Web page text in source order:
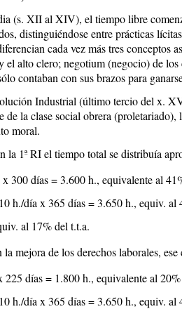
(s. XII al XIV), el tiempo libre
distinguiéndose entre prácticas
cada vez más tres conceptos
el alto clero; negotium(negocio) de
contaban con sus brazos para
Industrial (último tercio del x.
de la clase social obrera
moral.
la 1ª RIel tiempo total se distribuía
300 días = 3.600 h., equivalente al
h./día x 365 días = 3.650 h., equiv. al
al 17% del t.t.a.
la mejora de los derechos laborales,
días = 1.800 h., equivalente al
h./día x 365 días = 3.650 h., equiv. al